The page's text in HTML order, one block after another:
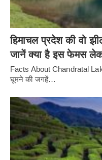
हिमाचल प्रदेश की वो
जानें क्या है इस फेमस
Facts About Chandratal
घूमने की जगहें…